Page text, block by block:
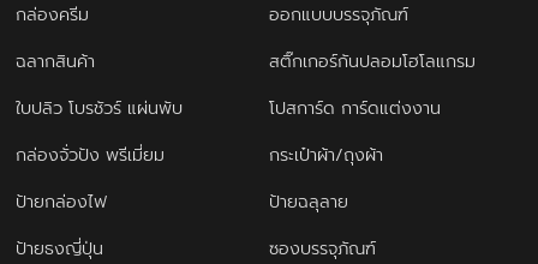
กล่องครีม
ออกแบบบรรจุภัณฑ์
ฉลากสินค้า
สติ๊กเกอร์กันปลอมโฮโลแกรม
ใบปลิว โบรชัวร์ แผ่นพับ
โปสการ์ด การ์ดแต่งงาน
กล่องจั่วปัง พรีเมี่ยม
กระเป๋าผ้า/ถุงผ้า
ป้ายกล่องไฟ
ป้ายฉลุลาย
ป้ายธงญี่ปุ่น
ซองบรรจุภัณฑ์